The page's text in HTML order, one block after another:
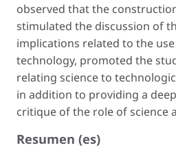
observed that the
stimulated the discussion of
implications related to the
technology, promoted the
relating science to
in addition to providing a
critique of the role of science
Resumen (es)